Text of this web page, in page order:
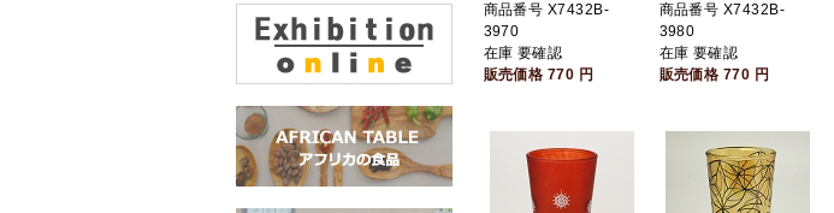
商品番号 X7432B-
3970
在庫 要確認
販売価格 770 円
商品番号 X7432B-
3980
在庫 要確認
販売価格 770 円